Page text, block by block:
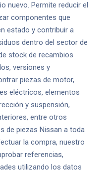
nuevo. Permite reducir el
componentes que
estado y contribuir a
dentro del sector de
stock de recambios
versiones y
piezas de motor,
eléctricos, elementos
y suspensión,
entre otros
de piezas Nissan a toda
la compra, nuestro
referencias,
utilizando los datos